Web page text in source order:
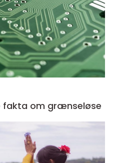
fakta om grænseløse